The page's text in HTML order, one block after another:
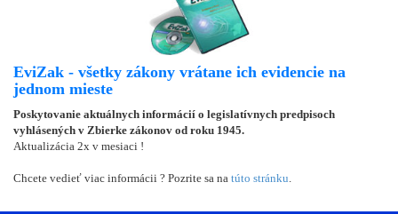
EviZak - všetky zákony vrátane ich evidencie na
jednom mieste
Poskytovanie aktuálnych informácií o legislatívnych predpisoch
vyhlásených v Zbierke zákonov od roku 1945.
Aktualizácia 2x v mesiaci !
Chcete vedieť viac informácii ? Pozrite sa na túto stránku